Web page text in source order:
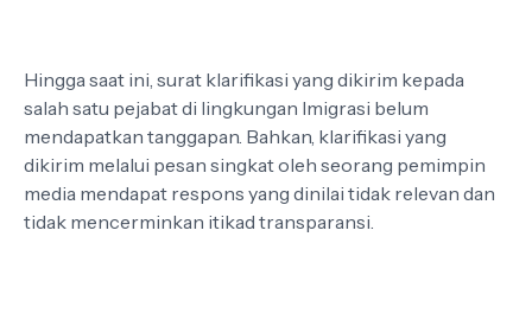
Hingga saat ini, surat klarifikasi yang dikirim kepada
salah satu pejabat di lingkungan Imigrasi belum
mendapatkan tanggapan. Bahkan, klarifikasi yang
dikirim melalui pesan singkat oleh seorang pemimpin
media mendapat respons yang dinilai tidak relevan dan
tidak mencerminkan itikad transparansi.